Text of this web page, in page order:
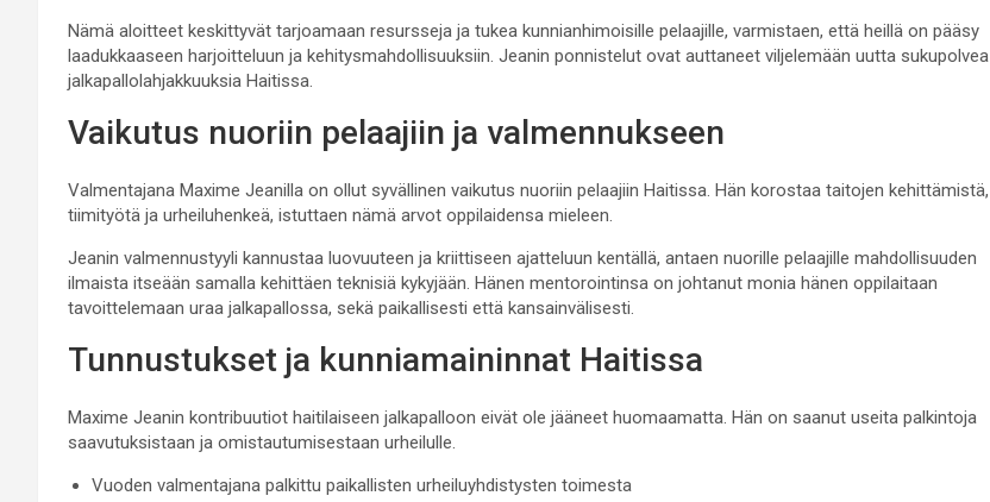
Nämä aloitteet keskittyvät tarjoamaan resursseja ja tukea kunnianhimoisille pelaajille, varmistaen, että heillä on pääsy
laadukkaaseen harjoitteluun ja kehitysmahdollisuuksiin. Jeanin ponnistelut ovat auttaneet viljelemään uutta sukupolvea
jalkapallolahjakkuuksia Haitissa.
Vaikutus nuoriin pelaajiin ja valmennukseen
Valmentajana Maxime Jeanilla on ollut syvällinen vaikutus nuoriin pelaajiin Haitissa. Hän korostaa taitojen kehittämistä,
tiimityötä ja urheiluhenkeä, istuttaen nämä arvot oppilaidensa mieleen.
Jeanin valmennustyyli kannustaa luovuuteen ja kriittiseen ajatteluun kentällä, antaen nuorille pelaajille mahdollisuuden
ilmaista itseään samalla kehittäen teknisiä kykyjään. Hänen mentorointinsa on johtanut monia hänen oppilaitaan
tavoittelemaan uraa jalkapallossa, sekä paikallisesti että kansainvälisesti.
Tunnustukset ja kunniamaininnat Haitissa
Maxime Jeanin kontribuutiot haitilaiseen jalkapalloon eivät ole jääneet huomaamatta. Hän on saanut useita palkintoja
saavutuksistaan ja omistautumisestaan urheilulle.
Vuoden valmentajana palkittu paikallisten urheiluyhdistysten toimesta